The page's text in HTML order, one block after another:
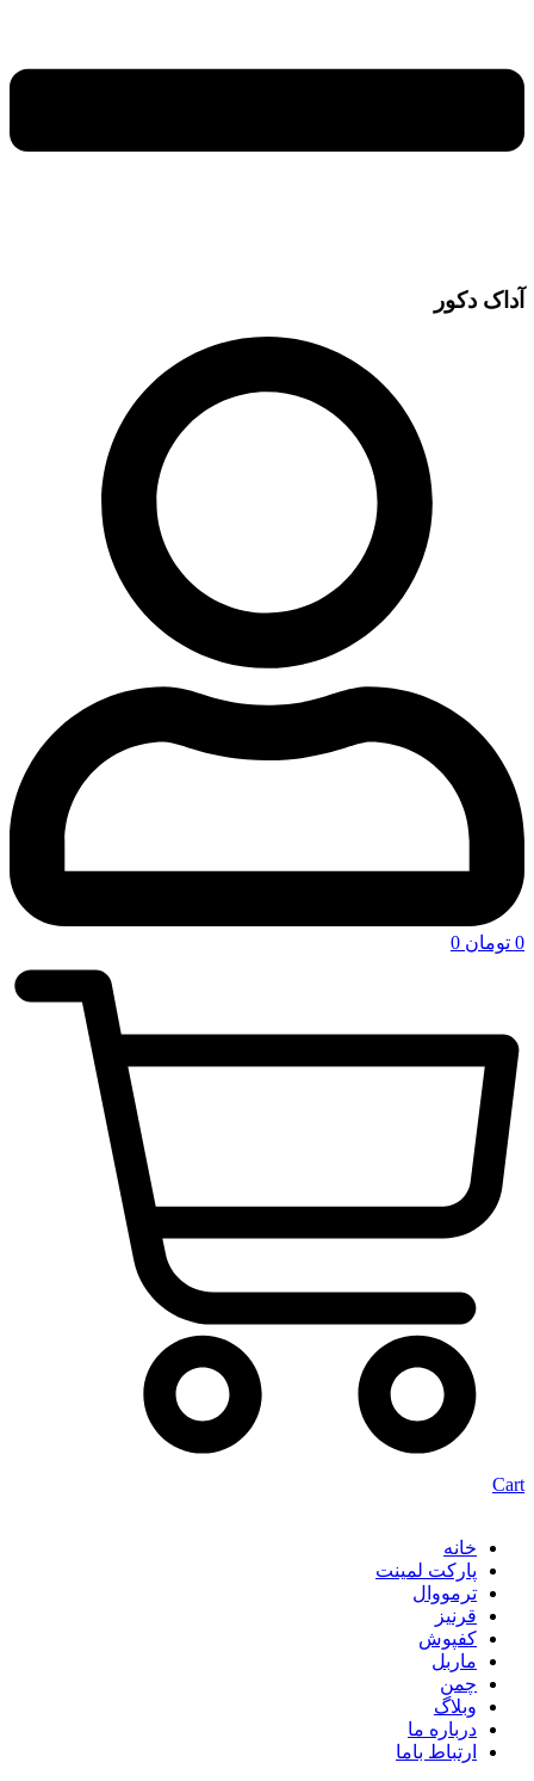
آداک دکور
0 تومان 0
Cart
خانه
پارکت لمینت
ترمووال
قرنیز
کفپوش
ماربل
چمن
وبلاگ
درباره ما
ارتباط باما